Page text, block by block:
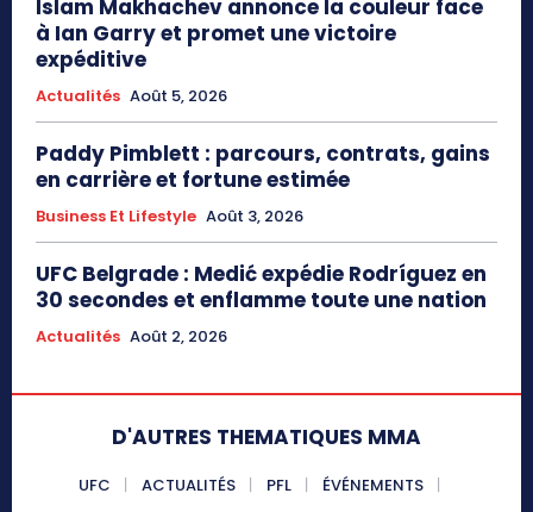
Islam Makhachev annonce la couleur face
à Ian Garry et promet une victoire
expéditive
Actualités Août 5, 2026
Paddy Pimblett : parcours, contrats, gains
en carrière et fortune estimée
Business Et Lifestyle Août 3, 2026
UFC Belgrade : Medić expédie Rodríguez en
30 secondes et enflamme toute une nation
Actualités Août 2, 2026
D'AUTRES THEMATIQUES MMA
UFC ACTUALITÉS PFL
ÉVÉNEMENTS